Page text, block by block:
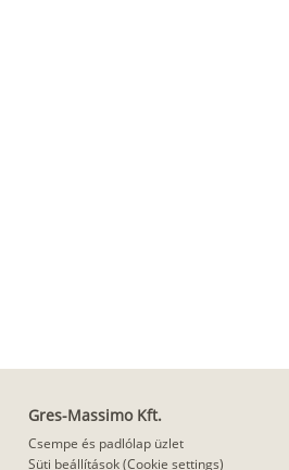
Gres-Massimo Kft.
Csempe és padlólap üzlet
Süti beállítások (Cookie settings)